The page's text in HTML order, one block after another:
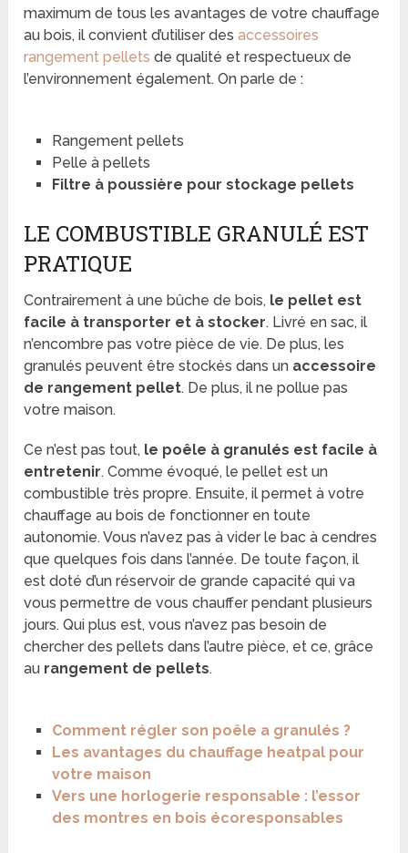
maximum de tous les avantages de votre chauffage
au bois, il convient d’utiliser desaccessoires
rangement pellets de qualité et respectueux de
l’environnement également. On parle de :
Rangement pellets
Pelle à pellets
Filtre à poussière pour stockage pellets
LE COMBUSTIBLE GRANULÉ EST
PRATIQUE
Contrairement à une bûche de bois, le pellet est
facile à transporter et à stocker. Livré en sac, il
n’encombre pas votre pièce de vie. De plus, les
granulés peuvent être stockés dans un accessoire
de rangement pellet. De plus, il ne pollue pas
votre maison.
Ce n’est pas tout, le poêle à granulés est facile à
entretenir. Comme évoqué, le pellet est un
combustible très propre. Ensuite, il permet à votre
chauffage au bois de fonctionner en toute
autonomie. Vous n’avez pas à vider le bac à cendres
que quelques fois dans l’année. De toute façon, il
est doté d’un réservoir de grande capacité qui va
vous permettre de vous chauffer pendant plusieurs
jours. Qui plus est, vous n’avez pas besoin de
chercher des pellets dans l’autre pièce, et ce, grâce
au rangement de pellets.
Comment régler son poêle a granulés ?
Les avantages du chauffage heatpal pour
votre maison
Vers une horlogerie responsable : l’essor
des montres en bois écoresponsables